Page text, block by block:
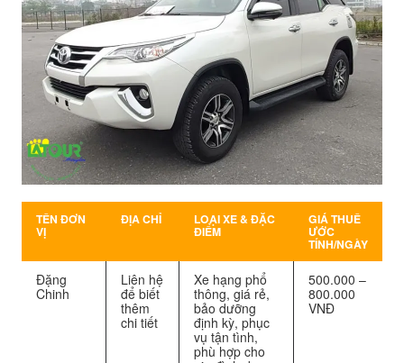
TÊN ĐƠN
VỊ
ĐỊA CHỈ LOẠI XE & ĐẶC
ĐIỂM
GIÁ THUÊ
ƯỚC
TÍNH/NGÀY
Đặng
Chinh
Liên hệ
để biết
thêm
chi tiết
Xe hạng phổ
thông, giá rẻ,
bảo dưỡng
định kỳ, phục
vụ tận tình,
phù hợp cho
500.000 –
800.000
VNĐ